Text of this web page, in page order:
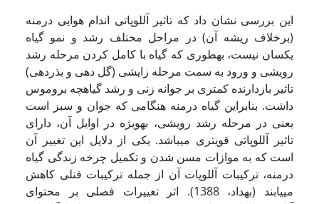
این بررسی نشان داد که تاثیر آللوپاتی اندام هوایی درمنه
(برخلاف ریشه آن) در مراحل مختلف رشد و نمو گیاه
یکسان نیست، به­طوری که گیاه با کامل کردن مرحله رشد
رویشی و ورود به سمت مرحله زایشی (گل دهی و بذردهی)
تاثیر بازدارنده کم­تری بر جوانه زنی و رشد گیاهچه بروموس
داشت. بنابراین گیاه درمنه هنگامی که جوان و سبز است
یعنی در مرحله رشد رویشی، به­ویژه در اوایل آن، دارای
تاثیر آللوپاتی قوی­تری می­باشد. یکی از دلایل این تغییر آن
است که به موازات مسن شدن و تکمیل چرخه زندگی گیاه
درمنه، ترکیبات آللوپات آن از جمله ترکیبات فنلی کاهش
می­یابند (بهداد، 1388). اثر تغییرات فصلی بر محتوای